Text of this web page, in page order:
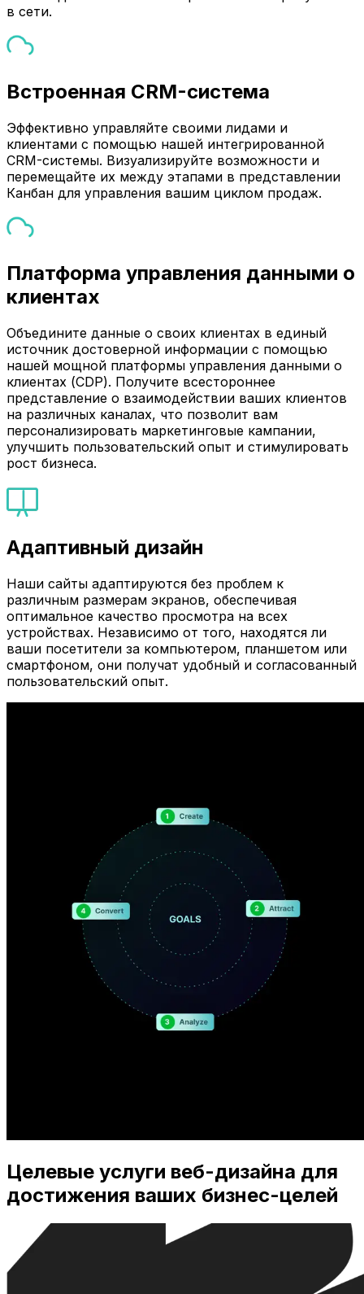
в сети.
Встроенная CRM-система
Эффективно управляйте своими лидами и
клиентами с помощью нашей интегрированной
CRM-системы. Визуализируйте возможности и
перемещайте их между этапами в представлении
Канбан для управления вашим циклом продаж.
Платформа управления данными о
клиентах
Объедините данные о своих клиентах в единый
источник достоверной информации с помощью
нашей мощной платформы управления данными о
клиентах (CDP). Получите всестороннее
представление о взаимодействии ваших клиентов
на различных каналах, что позволит вам
персонализировать маркетинговые кампании,
улучшить пользовательский опыт и стимулировать
рост бизнеса.
Адаптивный дизайн
Наши сайты адаптируются без проблем к
различным размерам экранов, обеспечивая
оптимальное качество просмотра на всех
устройствах. Независимо от того, находятся ли
ваши посетители за компьютером, планшетом или
смартфоном, они получат удобный и согласованный
пользовательский опыт.
Целевые услуги веб-дизайна для
достижения ваших бизнес-целей